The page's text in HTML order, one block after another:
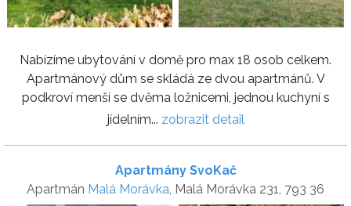
Nabízíme ubytování v domě pro max 18 osob celkem.
Apartmánový dům se skládá ze dvou apartmánů. V
podkroví menší se dvěma ložnicemi, jednou kuchyní s
jídelním... zobrazit detail
Apartmány SvoKač
Apartmán Malá Morávka, Malá Morávka 231, 793 36